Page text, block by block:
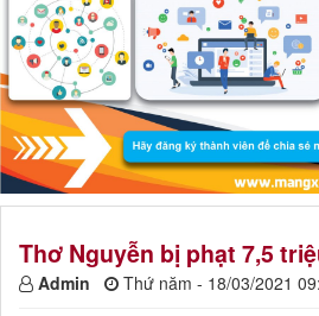
Thơ Nguyễn bị phạt 7,5
Admin Thứ năm - 18/03/2021